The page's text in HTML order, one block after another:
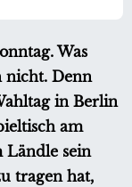
Was
nicht. Denn
in Berlin
am
Ländle sein
tragen hat,